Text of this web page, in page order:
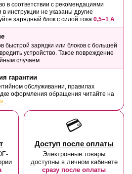
в соответствии с рекомендациями
инструкции не указаны другие
зарядный блок с силой тока 0,5–1 А
быстрой зарядки или блоков с большей
устройство. Такое повреждение
случаем.
гарантии
обслуживании, правилах
оформления обращения читайте на
💳
Доступ после оплаты
Электронные товары
доступны в личном кабинете
сразу после оплаты